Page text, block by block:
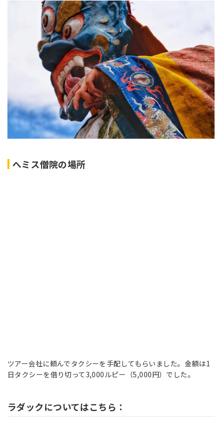
へミス僧院の場所
ツアー会社に頼んでタクシーを手配してもらいました。金額は1
日タクシーを借り切って3,000ルピー（5,000円）でした。
ラダックについてはこちら：